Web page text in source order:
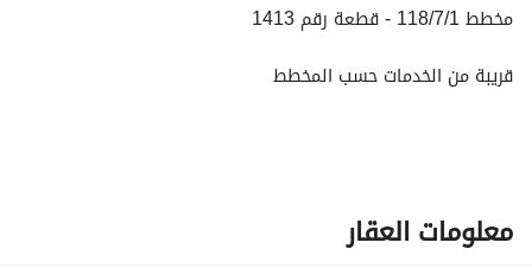
مخطط 118/7/1 - قطعة رقم 1413
قريبة من الخدمات حسب المخطط
المساحة: 600 متر مربع
معلومات العقار